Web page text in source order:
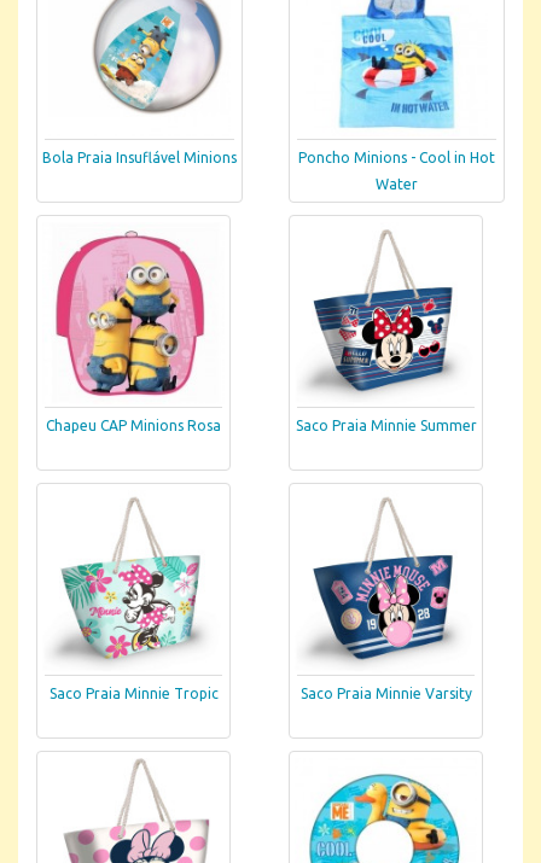
Bola Praia Insuflável Minions
Poncho Minions - Cool in Hot
Water
Chapeu CAP Minions Rosa Saco Praia Minnie Summer
Saco Praia Minnie Tropic Saco Praia Minnie Varsity